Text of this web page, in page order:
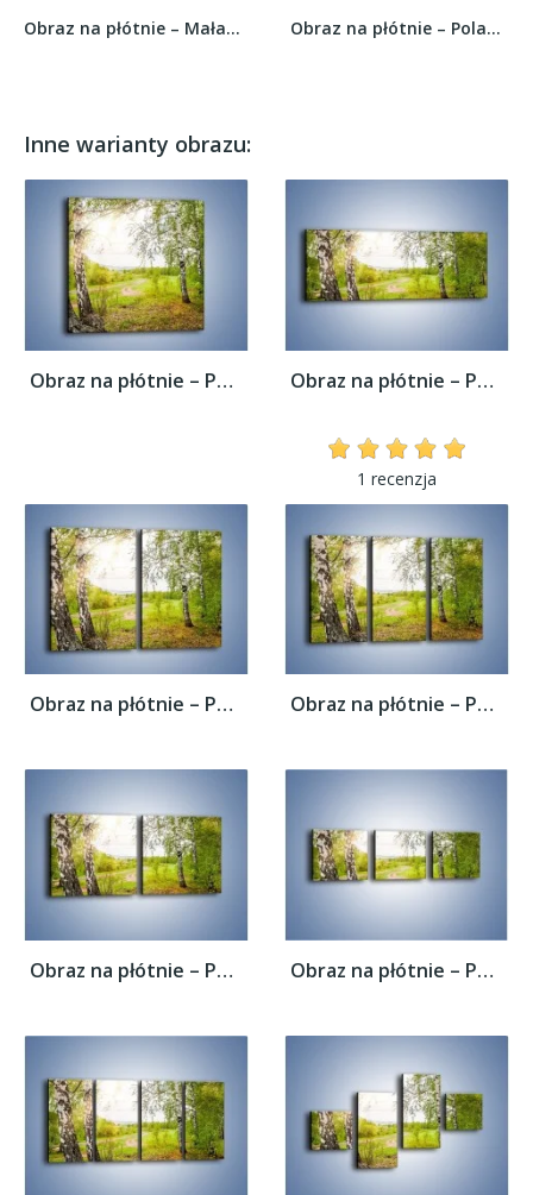
Obraz na płótnie – Mała budowla z kamieni –... Obraz na płótnie – Polana z małym dreszczykiem...
Inne warianty obrazu:
Obraz na płótnie – Polski las i brzozy –... Obraz na płótnie – Polski las i brzozy –...
1 recenzja
Obraz na płótnie – Polski las i brzozy –... Obraz na płótnie – Polski las i brzozy –...
Obraz na płótnie – Polski las i brzozy –... Obraz na płótnie – Polski las i brzozy –...